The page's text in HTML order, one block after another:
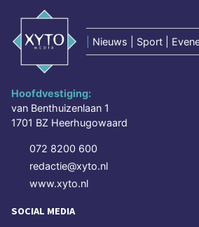
Nieuws | Sport |
Hoofdvestiging:
van Benthuizenlaan 1
1701 BZ Heerhugowaard
072 8200 600
redactie@xyto.nl
www.xyto.nl
SOCIAL MEDIA